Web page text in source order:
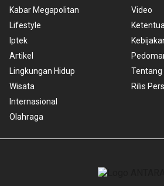
Kabar Megapolitan
Lifestyle
Iptek
Artikel
Lingkungan Hidup
Wisata
Internasional
Olahraga
Video
Tentang
Rilis Pers